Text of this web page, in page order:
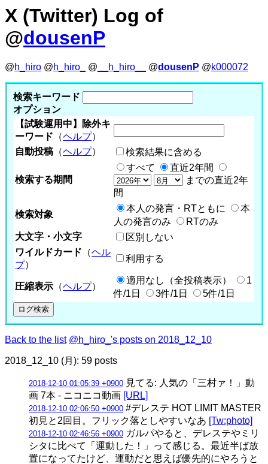
X (Twitter) Log of
@dousenP
@h_hiro @h_hiro_ @ __h_hiro__ @dousenP @k000072
検索キーワード
オプション
【試験運用中】除外キ
ーワード （ヘルプ）
自動投稿 （ヘルプ） 検索結果に含める
検索する期間
すべて
直近2年間
までの直近2年
間
検索対象
本人の発言・RTともに
本
人の発言のみ
RTのみ
大文字・小文字
区別しない
ワイルドカード （ヘル
プ）
利用する
圧縮表示 （ヘルプ）
適用なし（全投稿表示）
1
件/1日
3件/1日 5件/1日
Back to the list @h_hiro_'s posts on 2018_12_10
2018_12_10 (月): 59 posts
2018-12-10 01:05:39 +0900 見てる: 人気の「三村ァ！」動
画 7本 - ニコニコ動画 [URL]
2018-12-10 02:06:50 +0900 #デレステ HOT LIMIT MASTER
初見と2回目。フリック落としやすいなあ [Tw:photo]
2018-12-10 02:46:56 +0900 ガルパやると、デレステやミリ
シタに比べて「運動した！」って感じる。最近半ば放
置になってたけど、運動だと思えば優先的にやろうと